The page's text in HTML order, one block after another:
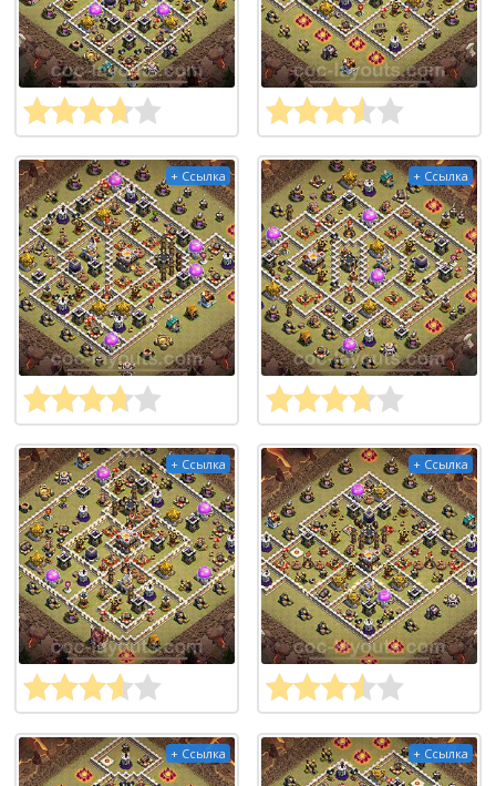
+ Ссылка + Ссылка
+ Ссылка + Ссылка
+ Ссылка + Ссылка